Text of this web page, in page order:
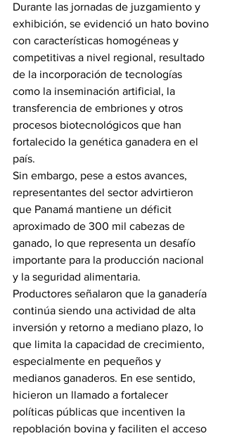
Durante las jornadas de juzgamiento y
exhibición, se evidenció un hato bovino
con características homogéneas y
competitivas a nivel regional, resultado
de la incorporación de tecnologías
como la inseminación artificial, la
transferencia de embriones y otros
procesos biotecnológicos que han
fortalecido la genética ganadera en el
país.
Sin embargo, pese a estos avances,
representantes del sector advirtieron
que Panamá mantiene un déficit
aproximado de 300 mil cabezas de
ganado, lo que representa un desafío
importante para la producción nacional
y la seguridad alimentaria.
Productores señalaron que la ganadería
continúa siendo una actividad de alta
inversión y retorno a mediano plazo, lo
que limita la capacidad de crecimiento,
especialmente en pequeños y
medianos ganaderos. En ese sentido,
hicieron un llamado a fortalecer
políticas públicas que incentiven la
repoblación bovina y faciliten el acceso